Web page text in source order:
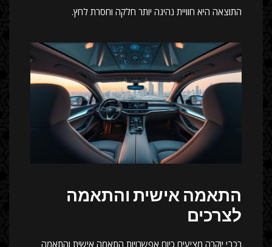
התוצאה היא חוויית נהיגה יותר חלקה וחסרת לחץ.
התאמה אישית והתאמה
לצרכים
רכבי יוקרה מציעים כיום אפשרויות התאמה אישית והתאמה